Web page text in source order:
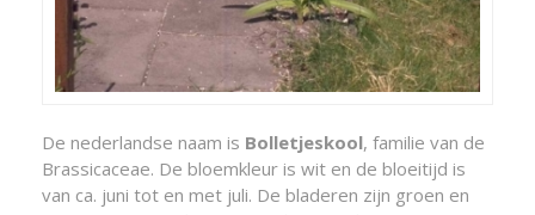
De nederlandse naam is Bolletjeskool, familie van de
Brassicaceae. De bloemkleur is wit en de bloeitijd is
van ca. juni tot en met juli. De bladeren zijn groen en